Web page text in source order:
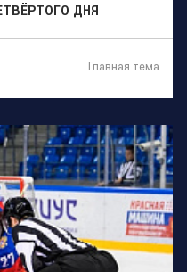
ДНЯ
Главная тема